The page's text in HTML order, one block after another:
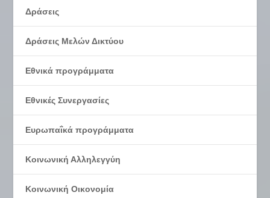
Δράσεις
Δράσεις Μελών Δικτύου
Εθνικά προγράμματα
Εθνικές Συνεργασίες
Ευρωπαΐκά προγράμματα
Κοινωνική Αλληλεγγύη
Κοινωνική Οικονομία